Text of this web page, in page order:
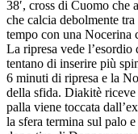
38′, cross di Cuomo che
che calcia debolmente
tempo con una Nocerina
La ripresa vede
tentano di inserire più
6 minuti di ripresa e la
della sfida. Diakitè riceve
palla viene toccata
la sfera termina sul palo